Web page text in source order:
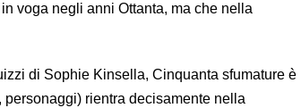
voga negli anni Ottanta, ma che nella
di Sophie Kinsella, Cinquanta sfumature è
personaggi) rientra decisamente nella